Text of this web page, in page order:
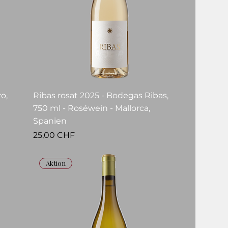
Ribas rosat 2025 - Bodegas Ribas,
750 ml - Roséwein - Mallorca,
Spanien
Prezzo
25,00 CHF
Aktion